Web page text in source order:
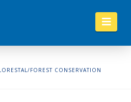
FOREST CONSERVATION